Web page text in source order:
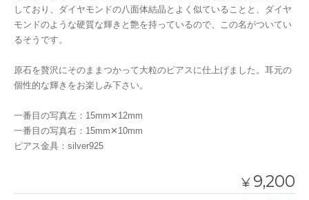
しており、ダイヤモンドの八面体結晶とよく似ていることと、ダイヤ
モンドのような硬質な輝きと艶を持っているので、この名がついてい
るそうです。
原石を贅沢にそのままつかって大粒のピアスに仕上げました。耳元の
個性的な輝きをお楽しみ下さい。
一番目の写真左：15mm✕12mm
一番目の写真右：15mm✕10mm
ピアス金具：silver925
¥ 9,200